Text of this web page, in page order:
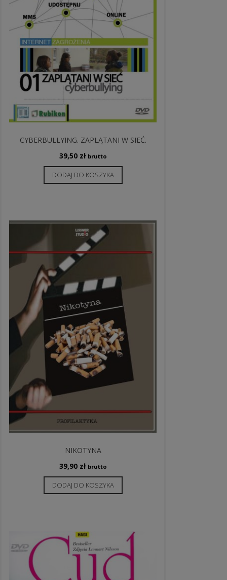
CYBERBULLYING. ZAPLĄTANI W SIEĆ.
39,50 zł brutto
DODAJ DO KOSZYKA
NIKOTYNA
39,90 zł brutto
DODAJ DO KOSZYKA